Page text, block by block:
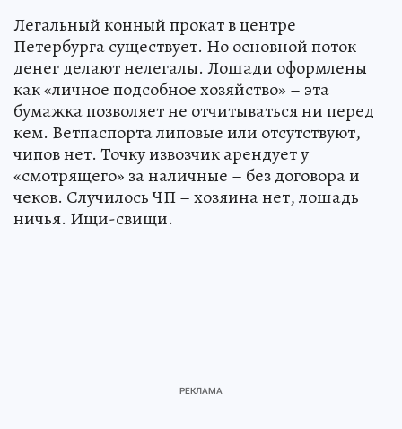
Легальный конный прокат в центре
Петербурга существует. Но основной поток
денег делают нелегалы. Лошади оформлены
как «личное подсобное хозяйство» – эта
бумажка позволяет не отчитываться ни перед
кем. Ветпаспорта липовые или отсутствуют,
чипов нет. Точку извозчик арендует у
«смотрящего» за наличные – без договора и
чеков. Случилось ЧП – хозяина нет, лошадь
ничья. Ищи-свищи.